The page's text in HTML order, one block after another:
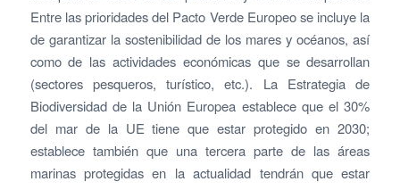
Entre las prioridades del Pacto Verde Europeo se incluye la
de garantizar la sostenibilidad de los mares y océanos, así
como de las actividades económicas que se desarrollan
(sectores pesqueros, turístico, etc.). La Estrategia de
Biodiversidad de la Unión Europea establece que el 30%
del mar de la UE tiene que estar protegido en 2030;
establece también que una tercera parte de las áreas
marinas protegidas en la actualidad tendrán que estar